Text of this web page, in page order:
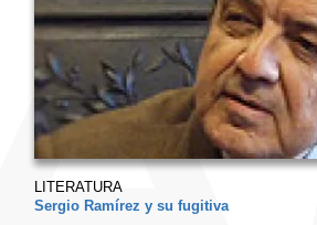
LITERATURA
Sergio Ramírez y su fugitiva